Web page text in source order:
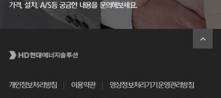
가격, 설치, A/S등 궁금한 내용을 문의해보세요.
개인정보처리방침 이용약관 영상정보처리기기운영관리방침